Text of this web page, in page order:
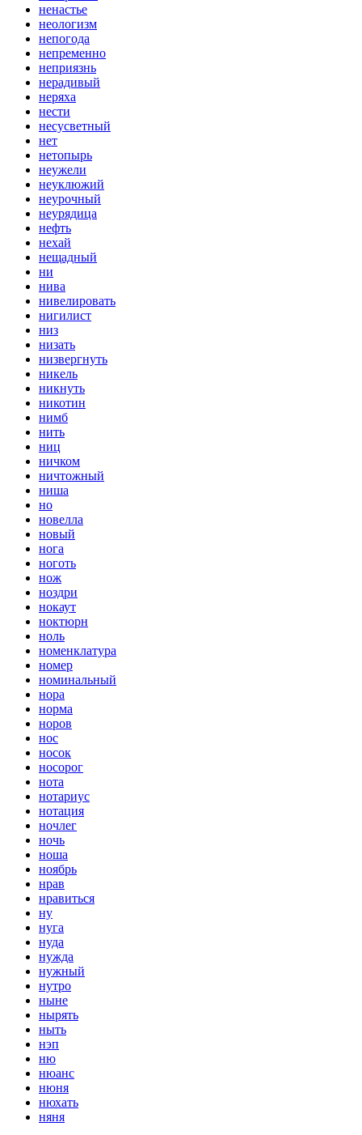
ненастье
неологизм
непогода
непременно
неприязнь
нерадивый
неряха
нести
несусветный
нет
нетопырь
неужели
неуклюжий
неурочный
неурядица
нефть
нехай
нещадный
ни
нива
нивелировать
нигилист
низ
низать
низвергнуть
никель
никнуть
никотин
нимб
нить
ниц
ничком
ничтожный
ниша
но
новелла
новый
нога
ноготь
нож
ноздри
нокаут
ноктюрн
ноль
номенклатура
номер
номинальный
нора
норма
норов
нос
носок
носорог
нота
нотариус
нотация
ночлег
ночь
ноша
ноябрь
нрав
нравиться
ну
нуга
нуда
нужда
нужный
нутро
ныне
нырять
ныть
нэп
ню
нюанс
нюня
нюхать
няня